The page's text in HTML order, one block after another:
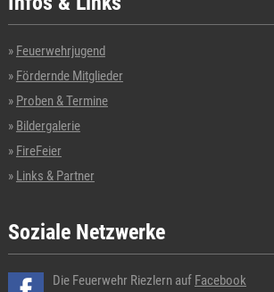
Feuerwehrjugend
Fördernde Mitglieder
Proben & Termine
Bildergalerie
FireFeier
Links & Partner
Soziale Netzwerke
Die Feuerwehr Riezlern auf Facebook